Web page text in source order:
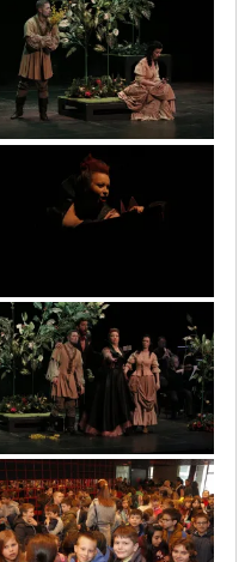
mg_5450
mg_5486
mg_5485
mg_5540